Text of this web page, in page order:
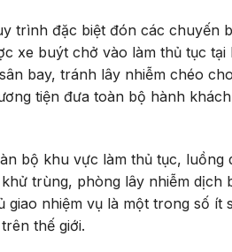
trình đặc biệt đón các chuyến
xe buýt chở vào làm thủ tục
bay, tránh lây nhiễm chéo
tiện đưa toàn bộ hành
bộ khu vực làm thủ tục,
trùng, phòng lây nhiễm dịch
giao nhiệm vụ là một trong số
thế giới.